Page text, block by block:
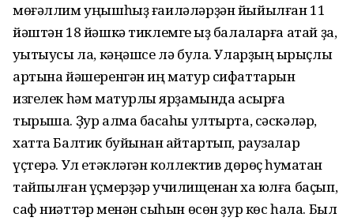
мөғәллим уңышһыҙ ғаиләләрҙән йыйылған 11
йәштән 18 йәшкә тиклемге ҡыҙ балаларға атай ҙа,
уҡытыусы ла, кәңәшсе лә була. Уларҙың ҡырыҫлыҡ
артына йәшеренгән иң матур сифаттарын
изгелек һәм матурлыҡ ярҙамында асырға
тырыша. Ҙур алма баҡсаһы ултырта, сәскәләр,
хатта Балтик буйынан ҡайтартып, раузалар
үҫтерә. Ул етәкләгән коллектив дөрөҫ һуҡмаҡтан
тайпылған үҫмерҙәр училищенан хаҡ юлға баҫып,
саф ниәттәр менән сыҡһын өсөн ҙур көс һала. Был